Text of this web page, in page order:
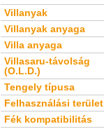
Villanyak
Villanyak anyaga
Villa anyaga
Villasaru-távolság
(O.L.D.)
Tengely típusa
Felhasználási terület
Fék kompatibilitás